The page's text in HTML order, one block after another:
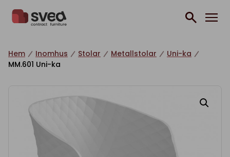
Hem Inomhus Stolar Metallstolar
Uni-ka
MM.601 Uni-ka